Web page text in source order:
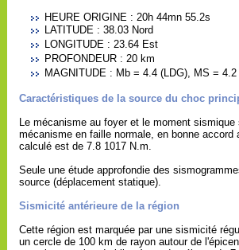
HEURE ORIGINE : 20h 44mn 55.2s
LATITUDE : 38.03 Nord
LONGITUDE : 23.64 Est
PROFONDEUR : 20 km
MAGNITUDE : Mb = 4.4 (LDG), MS = 4.2
Caractéristiques de la source du choc
Le mécanisme au foyer et le moment
mécanisme en faille normale, en bonne
calculé est de 7.8 1017 N.m.
Seule une étude approfondie des
source (déplacement statique).
Sismicité antérieure de la région
Cette région est marquée par une sismicité
un cercle de 100 km de rayon autour de